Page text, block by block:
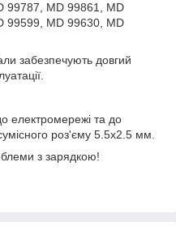
99787, MD 99861, MD
99599, MD 99630, MD
забезпечують довгий
електромережі та до
роз'єму 5.5x2.5 мм.
з зарядкою!